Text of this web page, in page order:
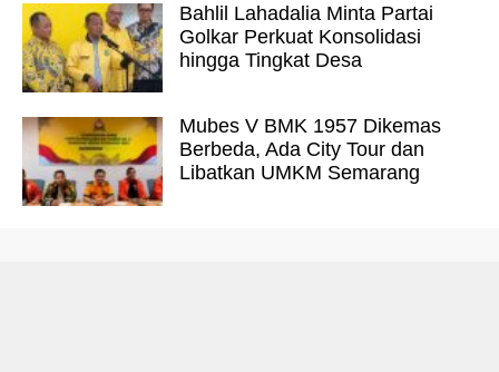
Bahlil Lahadalia Minta Partai
Golkar Perkuat Konsolidasi
hingga Tingkat Desa
Mubes V BMK 1957 Dikemas
Berbeda, Ada City Tour dan
Libatkan UMKM Semarang